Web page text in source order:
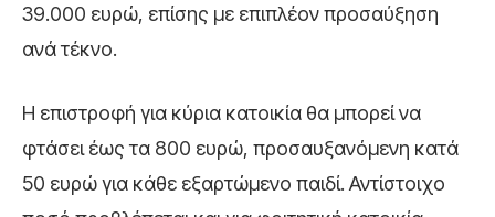
39.000 ευρώ, επίσης με επιπλέον προσαύξηση
ανά τέκνο.
Η επιστροφή για κύρια κατοικία θα μπορεί να
φτάσει έως τα 800 ευρώ, προσαυξανόμενη κατά
50 ευρώ για κάθε εξαρτώμενο παιδί. Αντίστοιχο